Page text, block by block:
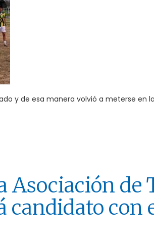
y de esa manera volvió a meterse en
Asociación de
candidato con